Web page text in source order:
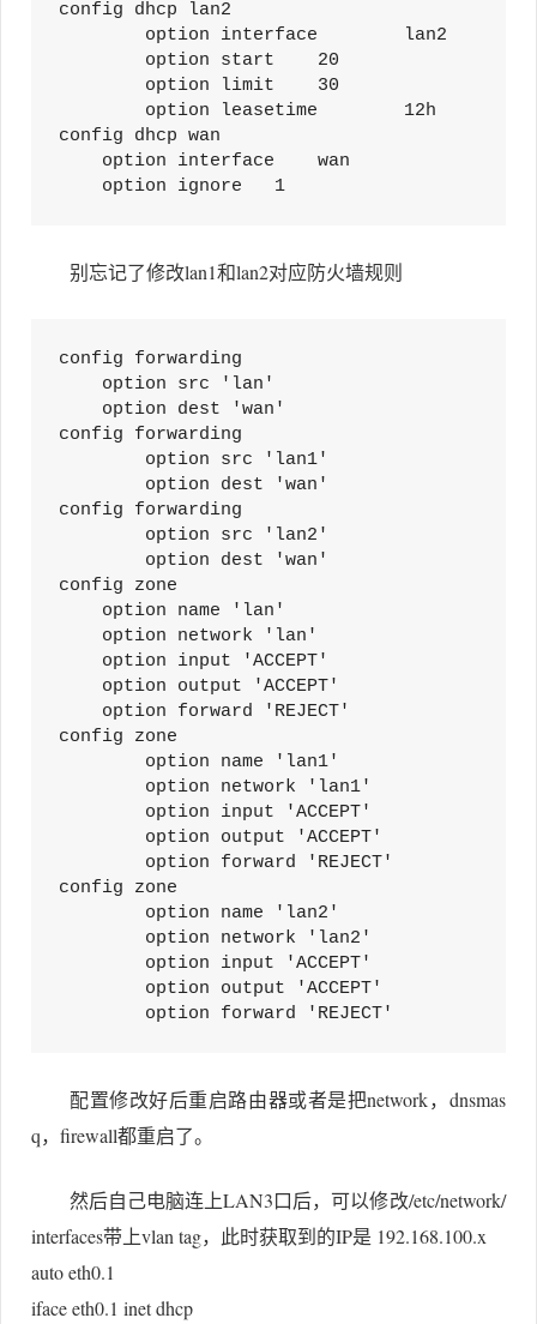
config dhcp lan2
option interface        lan2
option start    20
option limit    30
option leasetime
config dhcp wan
option interface    wan
option ignore   1
别忘记了修改lan1和lan2对应防火墙规则
config forwarding
option src 'lan'
option dest 'wan'
config forwarding
option src 'lan1'
option dest 'wan'
config forwarding
option src 'lan2'
option dest 'wan'
config zone
option name 'lan'
option network 'lan'
option input 'ACCEPT'
option output 'ACCEPT'
option forward 'REJECT'
config zone
option name 'lan1'
option network 'lan1'
option input 'ACCEPT'
option output 'ACCEPT'
option forward 'REJECT'
config zone
option name 'lan2'
option network 'lan2'
option input 'ACCEPT'
option output 'ACCEPT'
option forward 'REJECT'
配置修改好后重启路由器或者是把network，dnsmas
q，firewall都重启了。
然后自己电脑连上LAN3口后，可以修改/etc/network/
interfaces带上vlan tag，此时获取到的IP是 192.168.100.x
auto eth0.1
iface eth0.1 inet dhcp